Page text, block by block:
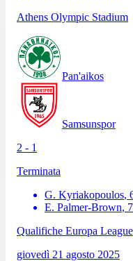
Athens Olympic Stadium
Pan'aikos
Samsunspor
2 - 1
Terminata
G. Kyriakopoulos,
E. Palmer-Brown,
Qualifiche Europa League
giovedì 21 agosto 2025